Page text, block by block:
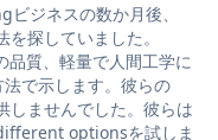
ジネスの数か月後、
探していました。
質、軽量で人間工学に
で示します。彼らの
しませんでした。彼らは
optionsを試しま